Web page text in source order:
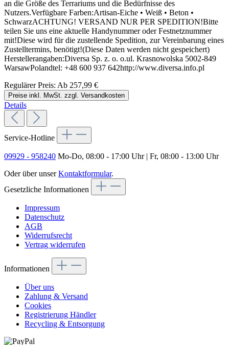
an die Größe des Terrariums und die Bedürfnisse des
Nutzers.Verfügbare Farben:Artisan-Eiche • Weiß • Beton •
SchwarzACHTUNG! VERSAND NUR PER SPEDITION!Bitte
teilen Sie uns eine aktuelle Handynummer oder Festnetznummer
mit!Diese wird für die zustellende Spedition, zur Vereinbarung eines
Zustelltermins, benötigt!(Diese Daten werden nicht gespeichert)
Herstellerangaben:Diversa Sp. z. o. o.ul. Krasnowolska 5002-849
WarsawPolandtel: +48 600 937 642http://www.diversa.info.pl
Regulärer Preis: Ab 257,99 €
Preise inkl. MwSt. zzgl. Versandkosten
Details
Service-Hotline
09929 - 958240 Mo-Do, 08:00 - 17:00 Uhr | Fr, 08:00 - 13:00 Uhr
Oder über unserKontaktformular.
Gesetzliche Informationen
Impressum
Datenschutz
AGB
Widerrufsrecht
Vertrag widerrufen
Informationen
Über uns
Zahlung & Versand
Cookies
Registrierung Händler
Recycling & Entsorgung